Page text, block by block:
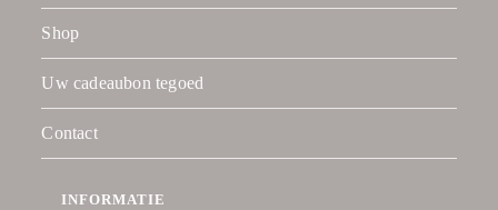
Shop
Uw cadeaubon tegoed
Contact
INFORMATIE